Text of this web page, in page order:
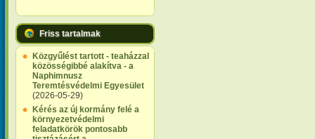
Friss tartalmak
Közgyűlést tartott - teaházzal
közösségibbé alakítva - a
Naphimnusz
Teremtésvédelmi Egyesület
(2026-05-29)
Kérés az új kormány felé a
környezetvédelmi
feladatkörök pontosabb